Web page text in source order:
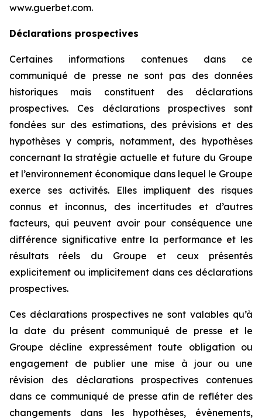
www.guerbet.com.
Déclarations prospectives
Certaines informations contenues dans ce
communiqué de presse ne sont pas des données
historiques mais constituent des déclarations
prospectives. Ces déclarations prospectives sont
fondées sur des estimations, des prévisions et des
hypothèses y compris, notamment, des hypothèses
concernant la stratégie actuelle et future du Groupe
et l’environnement économique dans lequel le Groupe
exerce ses activités. Elles impliquent des risques
connus et inconnus, des incertitudes et d’autres
facteurs, qui peuvent avoir pour conséquence une
différence significative entre la performance et les
résultats réels du Groupe et ceux présentés
explicitement ou implicitement dans ces déclarations
prospectives.
Ces déclarations prospectives ne sont valables qu’à
la date du présent communiqué de presse et le
Groupe décline expressément toute obligation ou
engagement de publier une mise à jour ou une
révision des déclarations prospectives contenues
dans ce communiqué de presse afin de refléter des
changements dans les hypothèses, évènements,